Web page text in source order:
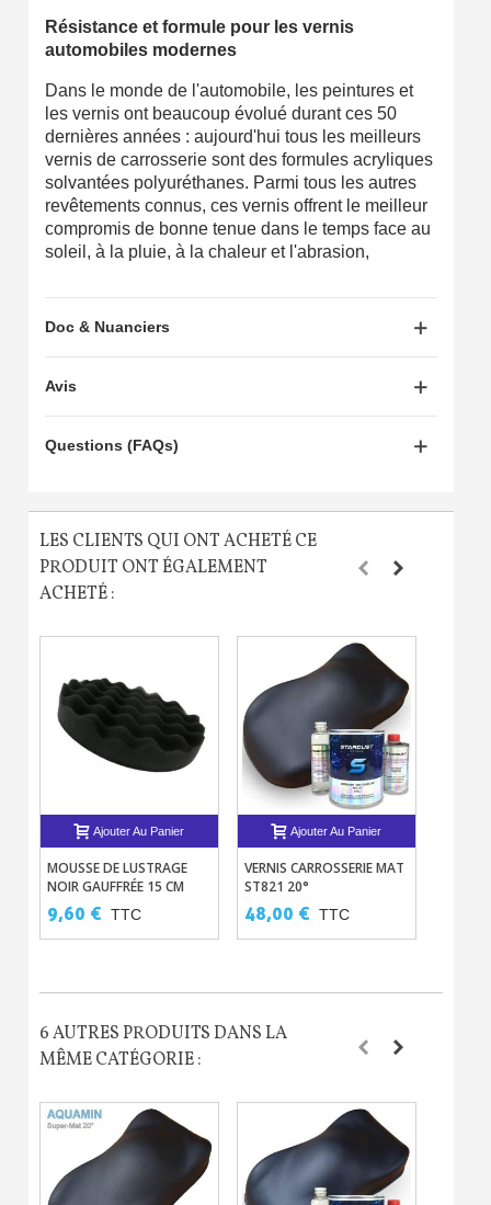
Résistance et formule pour les vernis
automobiles modernes
Dans le monde de l'automobile, les peintures et
les vernis ont beaucoup évolué durant ces 50
dernières années : aujourd'hui tous les meilleurs
vernis de carrosserie sont des formules acryliques
solvantées polyuréthanes. Parmi tous les autres
revêtements connus, ces vernis offrent le meilleur
compromis de bonne tenue dans le temps face au
soleil, à la pluie, à la chaleur et l'abrasion,
Doc & Nuanciers
Avis
Questions (FAQs)
LES CLIENTS QUI ONT ACHETÉ CE
PRODUIT ONT ÉGALEMENT
ACHETÉ :
Ajouter Au Panier
MOUSSE DE LUSTRAGE
NOIR GAUFFRÉE 15 CM
9,60 € TTC
Ajouter Au Panier
VERNIS CARROSSERIE MAT
ST821 20°
48,00 € TTC
6 AUTRES PRODUITS DANS LA
MÊME CATÉGORIE :